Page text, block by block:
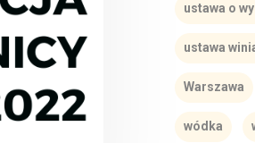
ustawa o
ustawa
Warszawa
wódka